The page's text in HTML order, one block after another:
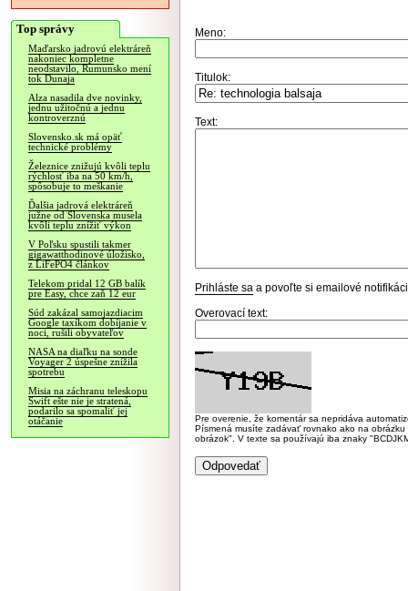
Top správy
Maďarsko jadrovú elektráreň
nakoniec kompletne
neodstavilo, Rumunsko mení
tok Dunaja
Alza nasadila dve novinky,
jednu užitočnú a jednu
kontroverznú
Slovensko.sk má opäť
technické problémy
Železnice znižujú kvôli teplu
rýchlosť iba na 50 km/h,
spôsobuje to meškanie
Ďalšia jadrová elektráreň
južne od Slovenska musela
kvôli teplu znížiť výkon
V Poľsku spustili takmer
gigawatthodinové úložisko,
z LiFePO4 článkov
Telekom pridal 12 GB balík
pre Easy, chce zaň 12 eur
Súd zakázal samojazdiacim
Google taxíkom dobíjanie v
noci, rušili obyvateľov
NASA na diaľku na sonde
Voyager 2 úspešne znížila
spotrebu
Misia na záchranu teleskopu
Swift ešte nie je stratená,
podarilo sa spomaliť jej
otáčanie
Meno:
Titulok:
Text:
Prihláste sa a povoľte si emailové
Overovací text:
Pre overenie, že komentár sa nepridáva
Písmená musíte zadávať rovnako ako na
obrázok". V texte sa používajú iba znaky